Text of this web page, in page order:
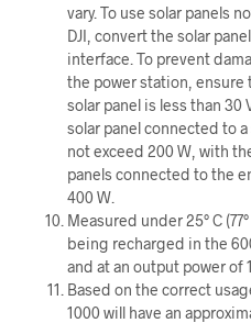
vary. To use solar panels
DJI, convert the solar
interface. To prevent
the power station,
solar panel is less than 30
solar panel connected to
not exceed 200 W, with
panels connected to the
400 W.
Measured under 25° C
being recharged in the
and at an output power of
Based on the correct
1000 will have an